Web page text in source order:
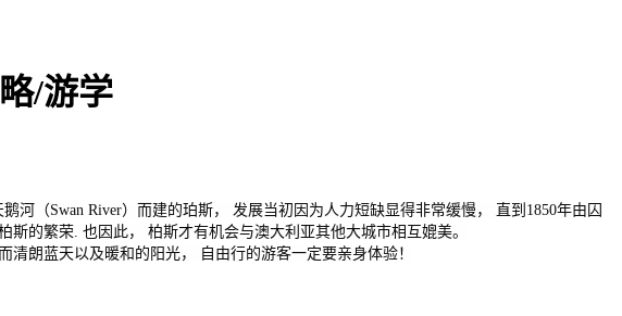
/游学
（Swan River）而建的珀斯， 发展当初因为人力短缺显得非常缓慢， 直到1850年由囚
的繁荣. 也因此， 柏斯才有机会与澳大利亚其他大城市相互媲美。
朗蓝天以及暖和的阳光， 自由行的游客一定要亲身体验！